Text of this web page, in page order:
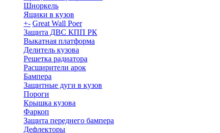
Шноркель
Ящики в кузов
+- Great Wall Poer
Защита ДВС КПП РК
Выкатная платформа
Делитель кузова
Решетка радиатора
Расширители арок
Бампера
Защитные дуги в кузов
Пороги
Крышка кузова
Фаркоп
Защита переднего бампера
Дефлекторы